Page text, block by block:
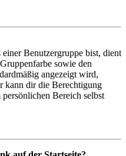
Benutzergruppe bist, dient
sowie den
angezeigt wird,
kann dir die Berechtigung
Bereich selbst